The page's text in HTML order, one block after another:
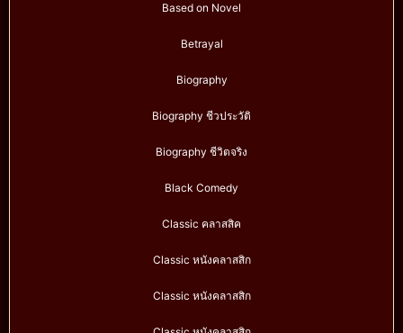
Based on Novel
Betrayal
Biography
Biography ชีวประวัติ
Biography ชีวิตจริง
Black Comedy
Classic คลาสสิค
Classic หนังคลาสสิก
Classic หนังคลาสสิก